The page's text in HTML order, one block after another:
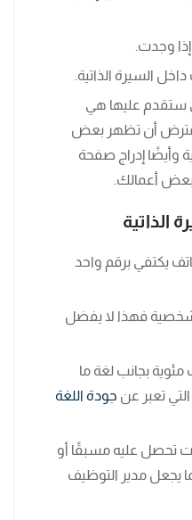
إذا وجدت.
السيرة الذاتية.
ستقدم عليها هي
أن تظهر بعض
وأيضًا إدراج صفحة
أعمالك.
الذاتية
يكتفي برقم واحد
فهذا لا يفضل
بجانب لغة ما
تعبر عن جودة اللغة
تحصل عليه مسبقًا أو
يجعل مدير التوظيف